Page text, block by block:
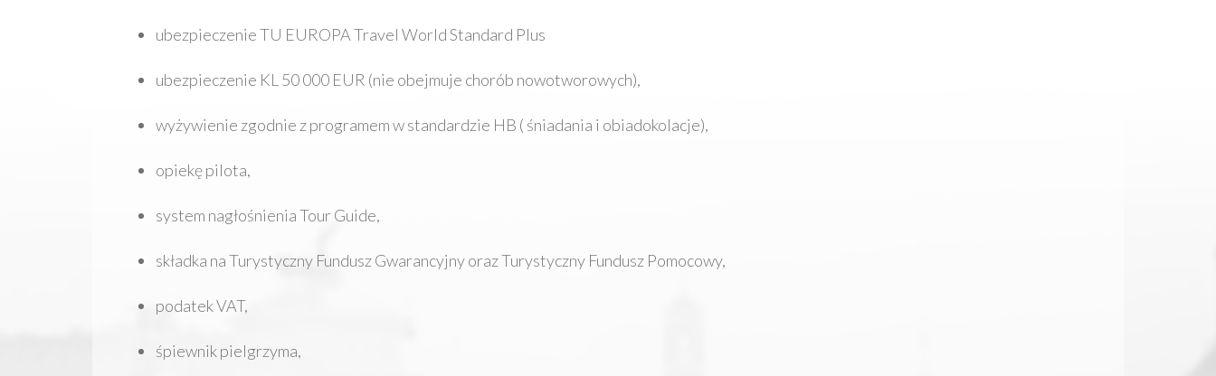
ubezpieczenie TU EUROPA Travel World Standard Plus
ubezpieczenie KL 50 000 EUR (nie obejmuje chorób nowotworowych),
wyżywienie zgodnie z programem w standardzie HB ( śniadania i obiadokolacje),
opiekę pilota,
system nagłośnienia Tour Guide,
składka na Turystyczny Fundusz Gwarancyjny oraz Turystyczny Fundusz Pomocowy,
podatek VAT,
śpiewnik pielgrzyma,